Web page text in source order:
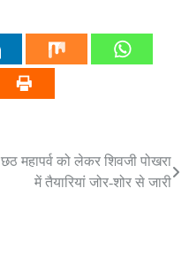
छठ महापर्व को लेकर शिवजी पोखरा
में तैयारियां जोर-शोर से जारी